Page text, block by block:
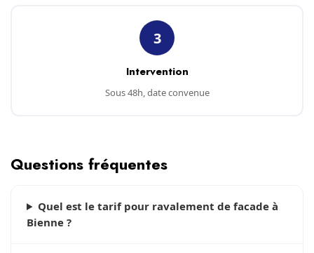
3
Intervention
Sous 48h, date convenue
Questions fréquentes
Quel est le tarif pour ravalement de facade à
Bienne ?